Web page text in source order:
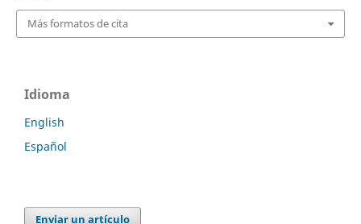
Más formatos de cita
Idioma
English
Español
Enviar un artículo